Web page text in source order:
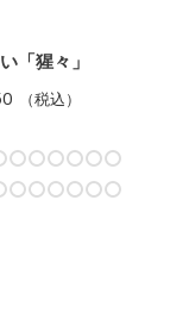
「猩々」
（税込）